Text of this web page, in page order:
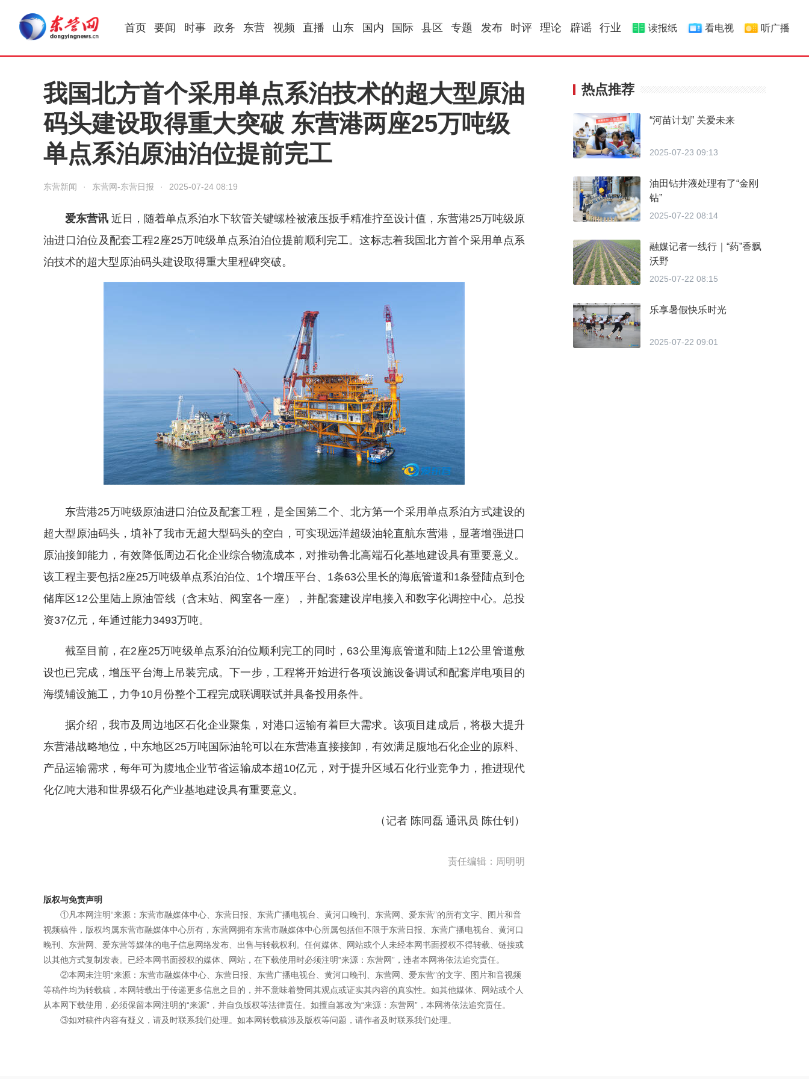
首页 要闻 时事 政务 东营 视频 直播 山东 国内 国际 县区 专题 发布 时评 理论 辟谣 行业 读报纸 看电视 听广播
我国北方首个采用单点系泊技术的超大型原油
码头建设取得重大突破 东营港两座25万吨级
单点系泊原油泊位提前完工
东营新闻 · 东营网-东营日报 · 2025-07-24 08:19
爱东营讯 近日，随着单点系泊水下软管关键螺栓被液压扳手精准拧至设计值，东营港25万吨级原
油进口泊位及配套工程2座25万吨级单点系泊泊位提前顺利完工。这标志着我国北方首个采用单点系
泊技术的超大型原油码头建设取得重大里程碑突破。
东营港25万吨级原油进口泊位及配套工程，是全国第二个、北方第一个采用单点系泊方式建设的
超大型原油码头，填补了我市无超大型码头的空白，可实现远洋超级油轮直航东营港，显著增强进口
原油接卸能力，有效降低周边石化企业综合物流成本，对推动鲁北高端石化基地建设具有重要意义。
该工程主要包括2座25万吨级单点系泊泊位、1个增压平台、1条63公里长的海底管道和1条登陆点到仓
储库区12公里陆上原油管线（含末站、阀室各一座），并配套建设岸电接入和数字化调控中心。总投
资37亿元，年通过能力3493万吨。
截至目前，在2座25万吨级单点系泊泊位顺利完工的同时，63公里海底管道和陆上12公里管道敷
设也已完成，增压平台海上吊装完成。下一步，工程将开始进行各项设施设备调试和配套岸电项目的
海缆铺设施工，力争10月份整个工程完成联调联试并具备投用条件。
据介绍，我市及周边地区石化企业聚集，对港口运输有着巨大需求。该项目建成后，将极大提升
东营港战略地位，中东地区25万吨国际油轮可以在东营港直接接卸，有效满足腹地石化企业的原料、
产品运输需求，每年可为腹地企业节省运输成本超10亿元，对于提升区域石化行业竞争力，推进现代
化亿吨大港和世界级石化产业基地建设具有重要意义。
（记者 陈同磊 通讯员 陈仕钊）
责任编辑：周明明
版权与免责声明
①凡本网注明“来源：东营市融媒体中心、东营日报、东营广播电视台、黄河口晚刊、东营网、爱东营”的所有文字、图片和音
视频稿件，版权均属东营市融媒体中心所有，东营网拥有东营市融媒体中心所属包括但不限于东营日报、东营广播电视台、黄河口
晚刊、东营网、爱东营等媒体的电子信息网络发布、出售与转载权利。任何媒体、网站或个人未经本网书面授权不得转载、链接或
以其他方式复制发表。已经本网书面授权的媒体、网站，在下载使用时必须注明“来源：东营网”，违者本网将依法追究责任。
②本网未注明“来源：东营市融媒体中心、东营日报、东营广播电视台、黄河口晚刊、东营网、爱东营”的文字、图片和音视频
等稿件均为转载稿，本网转载出于传递更多信息之目的，并不意味着赞同其观点或证实其内容的真实性。如其他媒体、网站或个人
从本网下载使用，必须保留本网注明的“来源”，并自负版权等法律责任。如擅自篡改为“来源：东营网”，本网将依法追究责任。
③如对稿件内容有疑义，请及时联系我们处理。如本网转载稿涉及版权等问题，请作者及时联系我们处理。
热点推荐
“河苗计划” 关爱未来
2025-07-23 09:13
油田钻井液处理有了“金刚
钻”
2025-07-22 08:14
融媒记者一线行｜“药”香飘
沃野
2025-07-22 08:15
乐享暑假快乐时光
2025-07-22 09:01